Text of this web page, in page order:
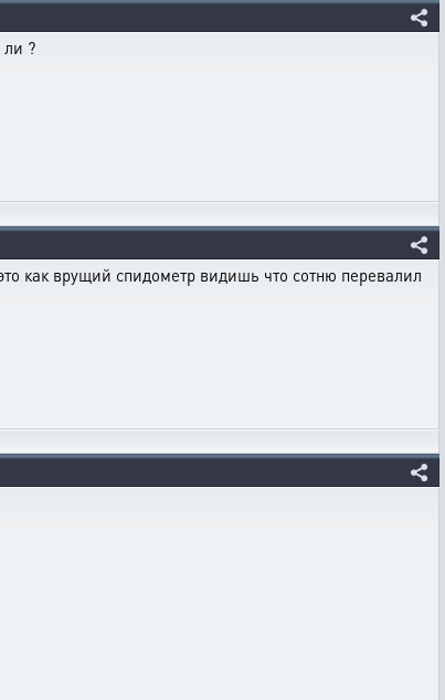
?
как врущий спидометр видишь что сотню перевалил